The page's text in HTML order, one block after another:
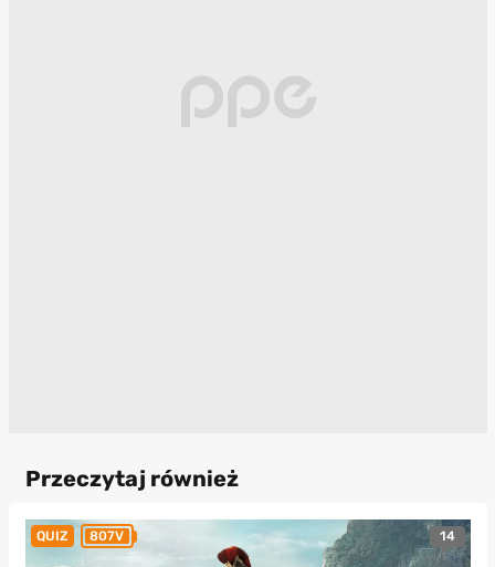
Przeczytaj również
QUIZ 807V 14